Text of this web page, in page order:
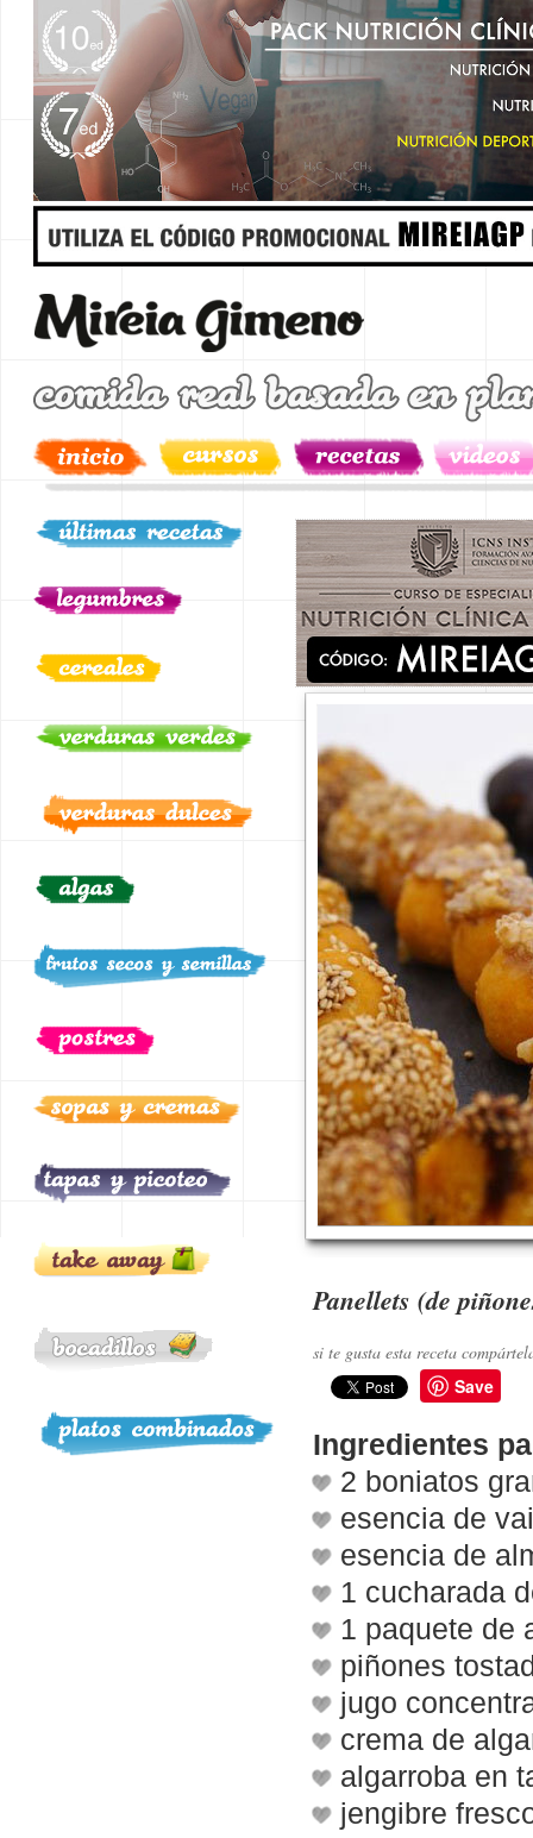
Panellets (de
si te gusta esta receta
Save
Ingredientes
2 boniatos
esencia de
esencia de
1 cucharada
1 paquete de
piñones
jugo
crema de
algarroba en
jengibre